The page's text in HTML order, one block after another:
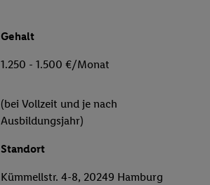
Gehalt
1.250 - 1.500 €/Monat
(bei Vollzeit und je nach
Ausbildungsjahr)
Standort
Kümmellstr. 4-8, 20249 Hamburg